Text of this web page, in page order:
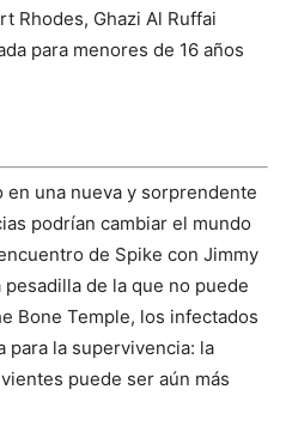
Rhodes, Ghazi Al Ruffai
para menores de 16 años
en una nueva y sorprendente
podrían cambiar el mundo
de Spike con Jimmy
de la que no puede
Bone Temple, los infectados
para la supervivencia: la
puede ser aún más